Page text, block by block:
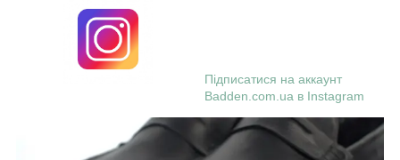
Підписатися на аккаунт
Badden.com.ua в Instagram